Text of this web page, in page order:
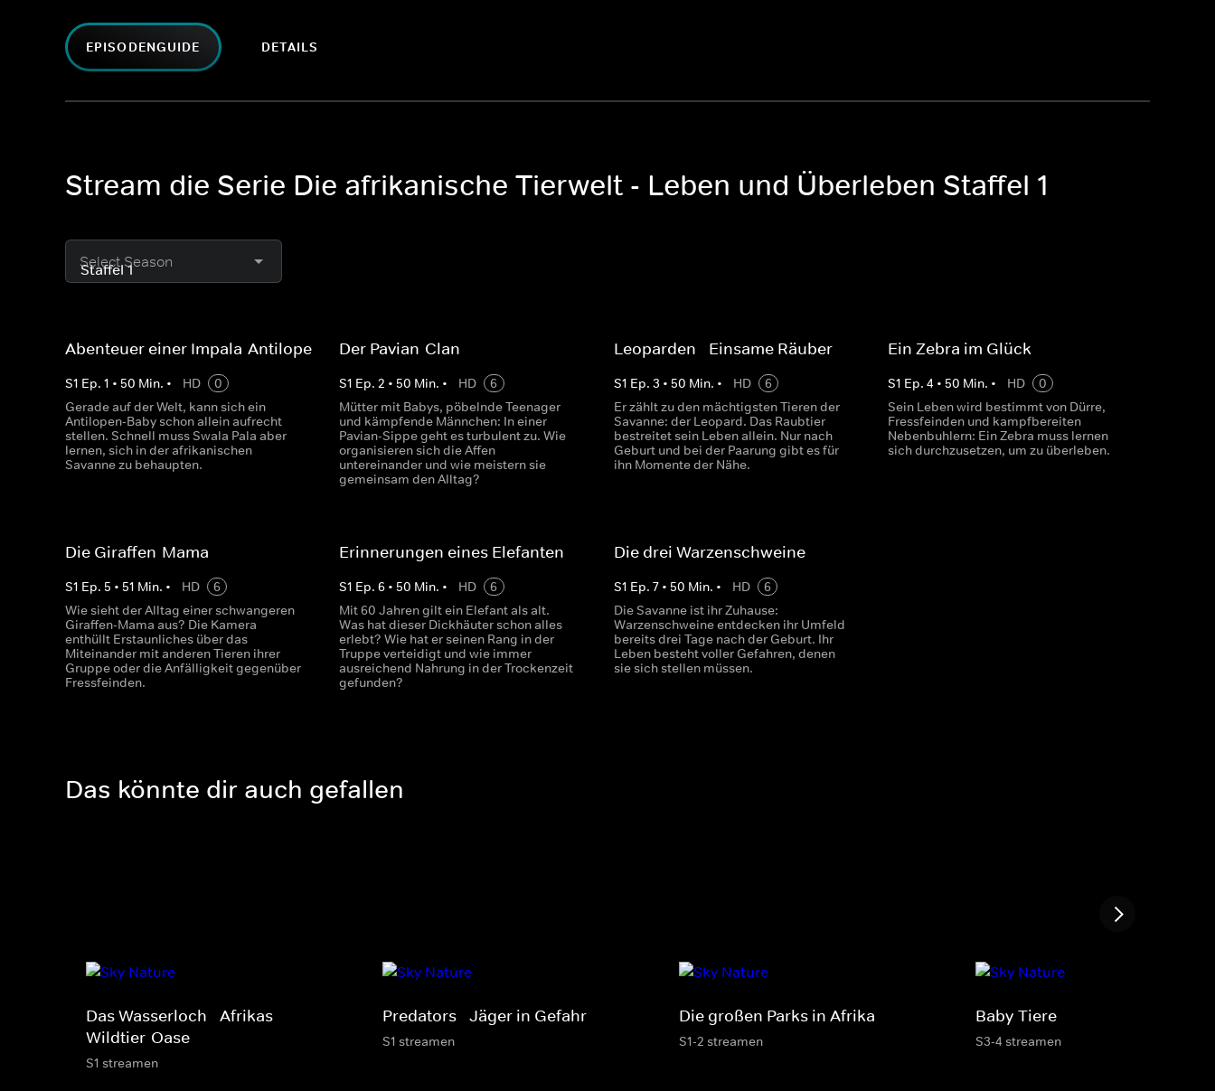
EPISODENGUIDE DETAILS
Stream die Serie Die afrikanische Tierwelt - Leben und Überleben Staffel 1
Select Season
Abenteuer einer Impala-Antilope
S1 Ep. 1 • 50 Min. • HD
0
Gerade auf der Welt, kann sich ein
Antilopen-Baby schon allein aufrecht
stellen. Schnell muss Swala Pala aber
lernen, sich in der afrikanischen
Savanne zu behaupten.
Der Pavian-Clan
S1 Ep.2 • 50 Min. • HD
6
Mütter mit Babys, pöbelnde Teenager
und kämpfende Männchen: In einer
Pavian-Sippe geht es turbulent zu. Wie
organisieren sich die Affen
untereinander und wie meistern sie
gemeinsam den Alltag?
Leoparden - Einsame Räuber
S1 Ep. 3 • 50 Min. • HD
6
Er zählt zu den mächtigsten Tieren der
Savanne: der Leopard. Das Raubtier
bestreitet sein Leben allein. Nur nach
Geburt und bei der Paarung gibt es für
ihn Momente der Nähe.
Ein Zebra im Glück
S1 Ep. 4 • 50 Min. • HD
0
Sein Leben wird bestimmt von Dürre,
Fressfeinden und kampfbereiten
Nebenbuhlern: Ein Zebra muss lernen
sich durchzusetzen, um zu überleben.
Die Giraffen-Mama
S1 Ep. 5 • 51 Min. • HD
6
Wie sieht der Alltag einer schwangeren
Giraffen-Mama aus? Die Kamera
enthüllt Erstaunliches über das
Miteinander mit anderen Tieren ihrer
Gruppe oder die Anfälligkeit gegenüber
Fressfeinden.
Erinnerungen eines Elefanten
S1 Ep.6 • 50 Min. • HD
6
Mit 60 Jahren gilt ein Elefant als alt.
Was hat dieser Dickhäuter schon alles
erlebt? Wie hat er seinen Rang in der
Truppe verteidigt und wie immer
ausreichend Nahrung in der Trockenzeit
gefunden?
Die drei Warzenschweine
S1 Ep. 7• 50 Min. • HD
6
Die Savanne ist ihr Zuhause:
Warzenschweine entdecken ihr Umfeld
bereits drei Tage nach der Geburt. Ihr
Leben besteht voller Gefahren, denen
sie sich stellen müssen.
Das könnte dir auch gefallen
Das Wasserloch - Afrikas
Wildtier-Oase
S1 streamen
Predators - Jäger in Gefahr
S1 streamen
Die großen Parks in Afrika
S1-2 streamen
Baby-Tiere
S3-4 streamen